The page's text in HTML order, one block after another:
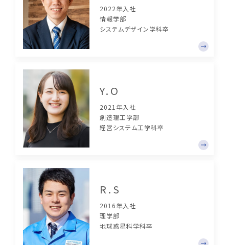
2022年入社
情報学部
システムデザイン学科卒
Y.O
2021年入社
創造理工学部
経営システム工学科卒
R.S
2016年入社
理学部
地球惑星科学科卒